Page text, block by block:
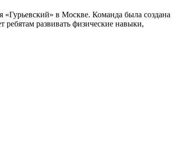
в Москве. Команда была создана
развивать физические навыки,